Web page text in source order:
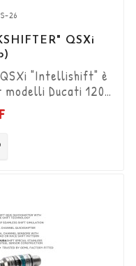
26
QSXi
QSXi "Intellishift" è
Ducati 1200
di aumentare le
la frizione.
con connettori